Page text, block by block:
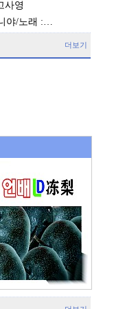
사영
야/노래 :…
더보기